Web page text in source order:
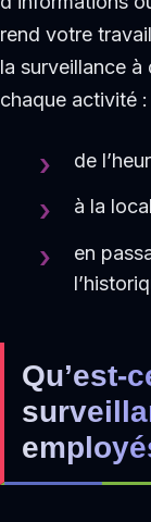
rend votre
la surveillance
chaque activité :
de
à la
en
Qu’est-